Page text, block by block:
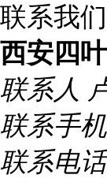
联系我们
西安四
联系人
联系手机
联系电话